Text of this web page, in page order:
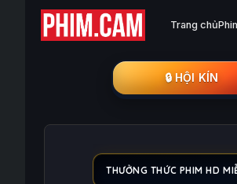
Trang chủ
🔒︎ HỘI KÍN
THƯỞNG THỨC PHIM HD